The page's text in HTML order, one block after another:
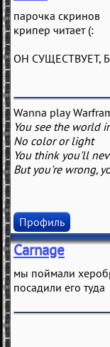
парочка скринов
крипер читает (:
ОН СУЩЕСТВУЕТ,
Wanna play
You see the world
No color or light
You think you'll
But you're wrong,
Профиль
Carnage
мы поймали
посадили его туда